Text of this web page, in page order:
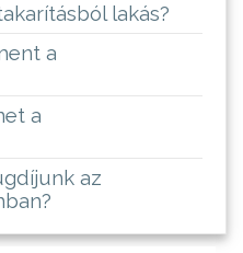
lakás?
a
a
az